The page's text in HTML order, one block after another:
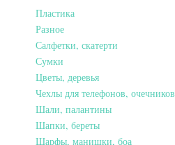
Пластика
Разное
Салфетки, скатерти
Сумки
Цветы, деревья
Чехлы для телефонов, очечников
Шали, палантины
Шапки, береты
Шарфы, манишки, боа